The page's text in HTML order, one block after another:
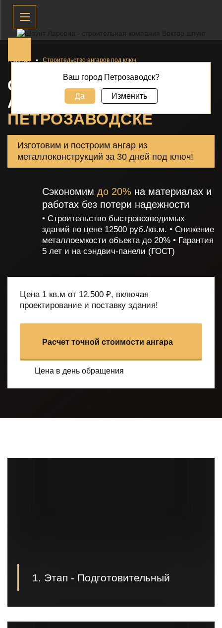
Главная Строительство ангаров под ключ
СТРОИТЕЛЬСТВО
АНГАРОВ ПОД КЛЮЧ В
ПЕТРОЗАВОДСКЕ
Изготовим и построим ангар из
металлоконструкций за 30 дней под ключ!
Сэкономим до 20% на материалах и
работах без потери надежности
• Строительство быстровозводимых
зданий по цене 12500 руб./кв.м. • Снижение
металлоемкости объекта до 20% • Гарантия
5 лет и на сэндвич-панели (ГОСТ)
Цена 1 кв.м от 12.500 ₽, включая
проектирование и поставку здания!
Расчет точной стоимости ангара
Цена в день обращения
1. Этап - Подготовительный
Ваш город Петрозаводск?
Да Изменить